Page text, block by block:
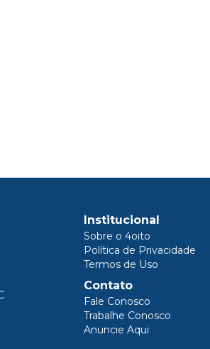
Institucional
Sobre o 4oito
Política de Privacidade
Termos de Uso
Contato
Fale Conosco
Trabalhe Conosco
Anuncie Aqui